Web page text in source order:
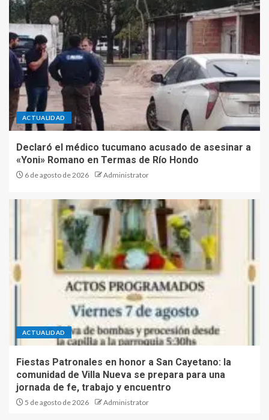
ACTUALIDAD
Declaró el médico tucumano acusado de asesinar a
«Yoni» Romano en Termas de Río Hondo
6 de agosto de 2026 Administrator
ACTUALIDAD
Fiestas Patronales en honor a San Cayetano: la
comunidad de Villa Nueva se prepara para una
jornada de fe, trabajo y encuentro
5 de agosto de 2026 Administrator